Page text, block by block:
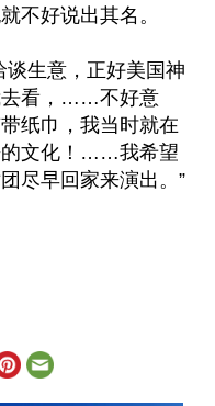
不好说出其名。
谈生意，正好美国神
去看，……不好意
纸巾，我当时就在
的文化！……我希望
尽早回家来演出。”